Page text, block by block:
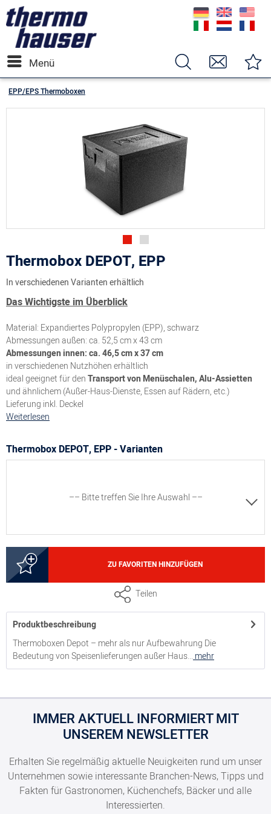
Menü
EPP/EPS Thermoboxen
Thermobox DEPOT, EPP
In verschiedenen Varianten erhältlich
Das Wichtigste im Überblick
Material: Expandiertes Polypropylen (EPP), schwarz
Abmessungen außen: ca. 52,5 cm x 43 cm
Abmessungen innen: ca. 46,5 cm x 37 cm
in verschiedenen Nutzhöhen erhältlich
ideal geeignet für denTransport von Menüschalen, Alu-Assietten
und ähnlichem (Außer-Haus-Dienste, Essen auf Rädern, etc.)
Lieferung inkl. Deckel
Weiterlesen
Thermobox DEPOT, EPP - Varianten
–– Bitte treffen Sie Ihre Auswahl ––
Nutzhöhe 25 cm, Volumen 43 Liter, bis zu 24 flache oder
ZU FAVORITEN HINZUFÜGEN
Teilen
Produktbeschreibung
Thermoboxen Depot – mehr als nur Aufbewahrung Die
Bedeutung von Speisenlieferungen außer Haus... mehr
IMMER AKTUELL INFORMIERT MIT
UNSEREM NEWSLETTER
Erhalten Sie regelmäßig aktuelle Neuigkeiten rund um unser
Unternehmen sowie interessante Branchen-News, Tipps und
Fakten für Gastronomen, Küchenchefs, Bäcker und alle
Interessierten.